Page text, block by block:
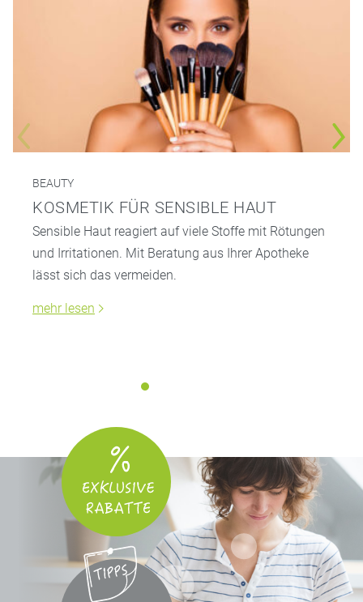
BEAUTY
KOSMETIK FÜR SENSIBLE HAUT
Sensible Haut reagiert auf viele Stoffe mit Rötungen
und Irritationen. Mit Beratung aus Ihrer Apotheke
lässt sich das vermeiden.
mehr lesen